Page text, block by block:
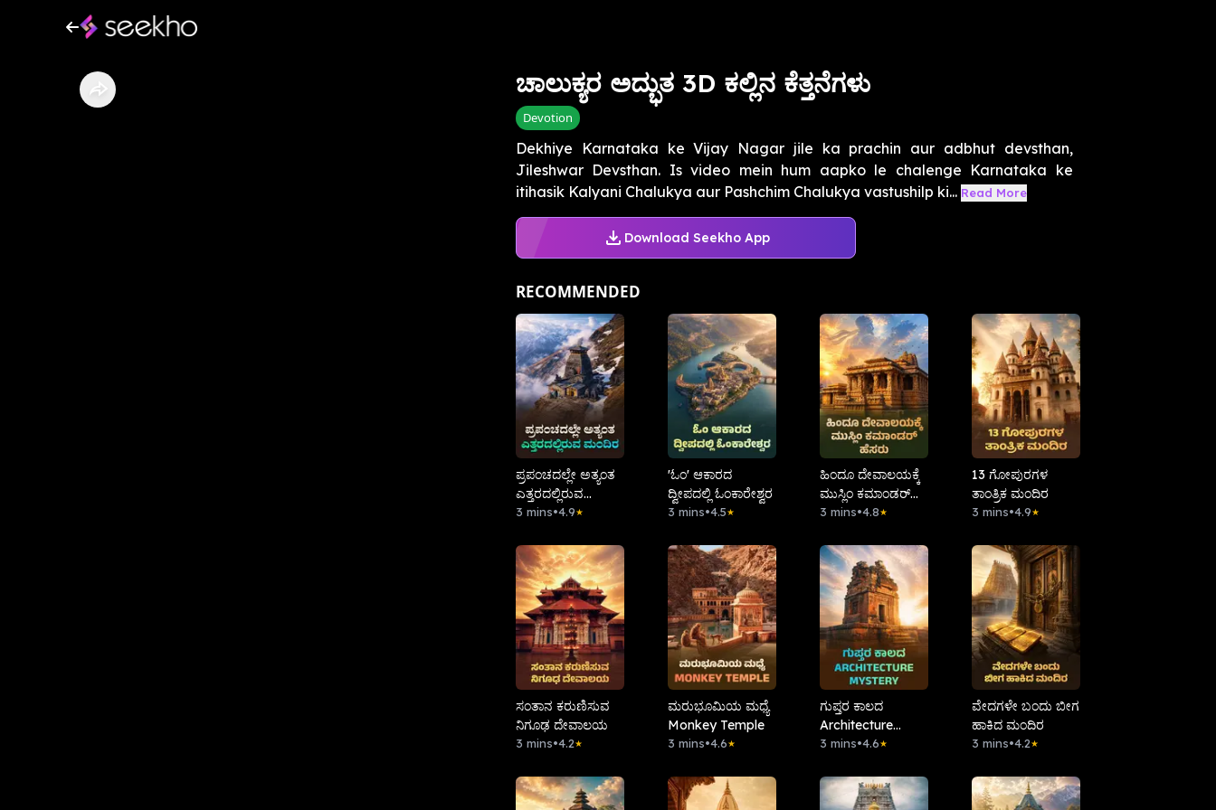
ಚಾಲುಕ್ಯರ ಅದ್ಭುತ 3D ಕಲ್ಲಿನ ಕೆತ್ತನೆಗಳು
Devotion
Dekhiye Karnataka ke Vijay Nagar jile ka prachin aur adbhut devsthan,
Jileshwar Devsthan. Is video mein hum aapko le chalenge Karnataka ke
itihasik Kalyani Chalukya aur Pashchim Chalukya vastushilp ki... Read More
Download Seekho App
RECOMMENDED
ಪ್ರಪಂಚದಲ್ಲೇ ಅತ್ಯಂತ
ಎತ್ತರದಲ್ಲಿರುವ
ಮಂದಿರ
3 mins•4.9★
'ಓಂ' ಆಕಾರದ
ದ್ವೀಪದಲ್ಲಿ ಓಂಕಾರೇಶ್ವರ
3 mins•4.5★
ಹಿಂದೂ ದೇವಾಲಯಕ್ಕೆ
ಮುಸ್ಲಿಂ ಕಮಾಂಡರ್
ಹೆಸರು
3 mins•4.8★
13 ಗೋಪುರಗಳ
ತಾಂತ್ರಿಕ ಮಂದಿರ
3 mins•4.9★
ಸಂತಾನ ಕರುಣಿಸುವ
ನಿಗೂಢ ದೇವಾಲಯ
3 mins•4.2★
ಮರುಭೂಮಿಯ ಮಧ್ಯೆ
Monkey Temple
3 mins•4.6★
ಗುಪ್ತರ ಕಾಲದ
Architecture
Mystery
3 mins•4.6★
ವೇದಗಳೇ ಬಂದು ಬೀಗ
ಹಾಕಿದ ಮಂದಿರ
3 mins•4.2★